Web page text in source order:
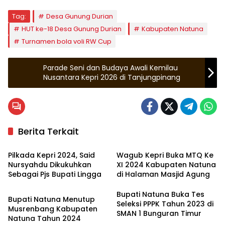
Tag:
Desa Gunung Durian
HUT ke-18 Desa Gunung Durian
Kabupaten Natuna
Turnamen bola voli RW Cup
Parade Seni dan Budaya Awali Kemilau
Nusantara Kepri 2026 di Tanjungpinang
Berita Terkait
Kepulauan Riau
Pilkada Kepri 2024, Said
Nursyahdu Dikukuhkan
Sebagai Pjs Bupati Lingga
Wagub Kepri Buka MTQ Ke
XI 2024 Kabupaten Natuna
di Halaman Masjid Agung
Advertorial
Bupati Natuna Menutup
Musrenbang Kabupaten
Natuna Tahun 2024
Bupati Natuna Buka Tes
Seleksi PPPK Tahun 2023 di
SMAN 1 Bunguran Timur
Zona Kepri